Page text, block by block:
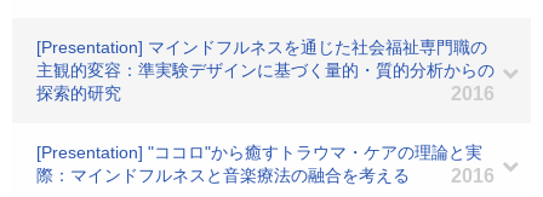
[Presentation] マインドフルネスを通じた社会福祉専門職の
主観的変容：準実験デザインに基づく量的・質的分析からの
探索的研究
2016
[Presentation] "ココロ"から癒すトラウマ・ケアの理論と実
際：マインドフルネスと音楽療法の融合を考える
2016